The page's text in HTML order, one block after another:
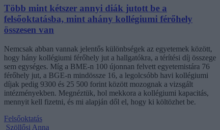
Több mint kétszer annyi diák jutott be a
felsőoktatásba, mint ahány kollégiumi férőhely
összesen van
Nemcsak abban vannak jelentős különbségek az egyetemek között,
hogy hány kollégiumi férőhely jut a hallgatókra, a térítési díj összege
sem egységes. Míg a BME-n 100 újonnan felvett egyetemistára 76
férőhely jut, a BGE-n mindössze 16, a legolcsóbb havi kollégiumi
díjak pedig 9300 és 25 500 forint között mozognak a vizsgált
intézményekben. Megnéztük, hol mekkora a kollégiumi kapacitás,
mennyit kell fizetni, és mi alapján dől el, hogy ki költözhet be.
Felsőoktatás
Szöllősi Anna